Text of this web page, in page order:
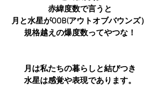
赤緯度数で言うと
月と水星がOOB(アウトオブバウンズ）
規格越えの爆度数ってやつな！
月は私たちの暮らしと結びつき
水星は感覚や表現であります。